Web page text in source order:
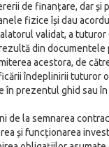
de finanțare, dar și
fizice își dau
validat, a
din documentele
acestora, de
îndeplinirii tuturor
în prezentul ghid sau
de la semnarea
și funcționarea